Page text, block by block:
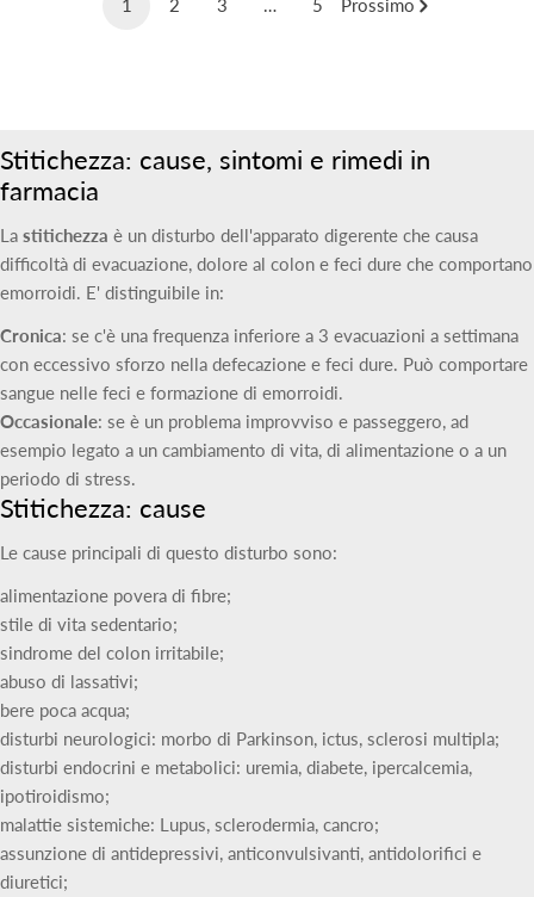
1 2 3 … 5 Prossimo
Stitichezza: cause, sintomi e rimedi in
farmacia
La stitichezza è un disturbo dell'apparato digerente che causa
difficoltà di evacuazione, dolore al colon e feci dure che comportano
emorroidi. E' distinguibile in:
Cronica: se c'è una frequenza inferiore a 3 evacuazioni a settimana
con eccessivo sforzo nella defecazione e feci dure. Può comportare
sangue nelle feci e formazione di emorroidi.
Occasionale: se è un problema improvviso e passeggero, ad
esempio legato a un cambiamento di vita, di alimentazione o a un
periodo di stress.
Stitichezza: cause
Le cause principali di questo disturbo sono:
alimentazione povera di fibre;
stile di vita sedentario;
sindrome del colon irritabile;
abuso di lassativi;
bere poca acqua;
disturbi neurologici: morbo di Parkinson, ictus, sclerosi multipla;
disturbi endocrini e metabolici: uremia, diabete, ipercalcemia,
ipotiroidismo;
malattie sistemiche: Lupus, sclerodermia, cancro;
assunzione di antidepressivi, anticonvulsivanti, antidolorifici e
diuretici;